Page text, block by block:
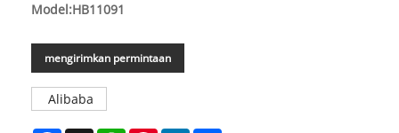
Model:HB11091
mengirimkan permintaan
Alibaba